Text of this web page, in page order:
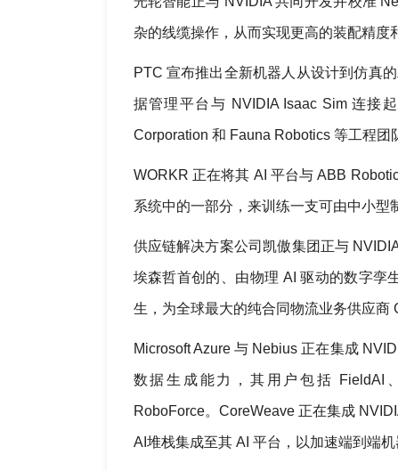
杂的线缆操作，从而实现更高的装配精度
PTC 宣布推出全新机器人从设计到仿真
据管理平台与 NVIDIA Isaac Sim 连接
Corporation 和 Fauna Robotics 等工程团
WORKR 正在将其 AI 平台与 ABB
系统中的一部分，来训练一支可由中小型
供应链解决方案公司凯傲集团正与
埃森哲首创的、由物理 AI 驱动的数字孪
生，为全球最大的纯合同物流业务供应商
Microsoft Azure 与 Nebius 正在集成
数据生成能力，其用户包括 FieldAI
RoboForce。CoreWeave 正在集成
AI堆栈集成至其 AI 平台，以加速端到端机